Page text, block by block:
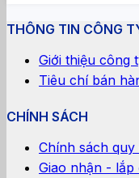
THÔNG TIN CÔNG
Giới thiệu công
Tiêu chí bán
CHÍNH SÁCH
Chính sách
Giao nhận - lắp